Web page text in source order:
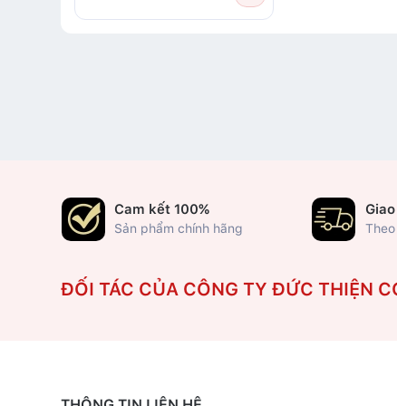
Cam kết 100%
Sản phẩm chính hãng
ĐỐI TÁC CỦA CÔNG TY ĐỨC THIỆN